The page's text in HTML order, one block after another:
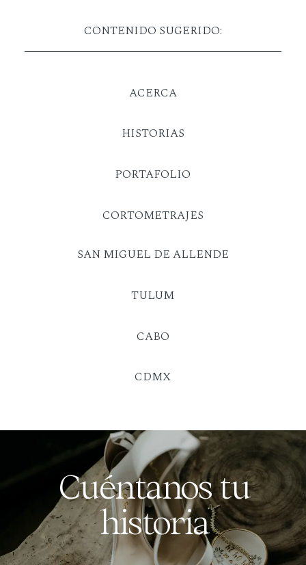
CONTENIDO SUGERIDO:
Cuéntanos tu
historia
ACERCA
SAN MIGUEL DE ALLENDE
HISTORIAS
TULUM
PORTAFOLIO
CABO
CDMX
CORTOMETRAJES